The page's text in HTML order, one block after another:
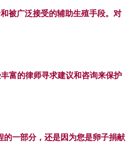
被广泛接受的辅助生殖手段。对
富的律师寻求建议和咨询来保护
一部分，还是因为您是卵子捐献